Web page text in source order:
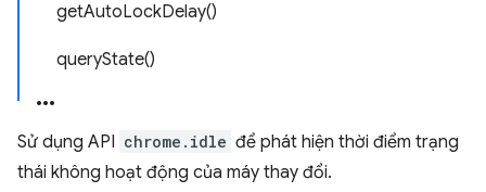
getAutoLockDelay()
queryState()
Sử dụng API chrome.idle để phát hiện thời điểm trạng
thái không hoạt động của máy thay đổi.